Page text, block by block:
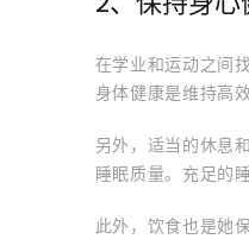
在学业和运动之间
身体健康是维持高
另外，适当的休息
睡眠质量。充足的
此外，饮食也是她